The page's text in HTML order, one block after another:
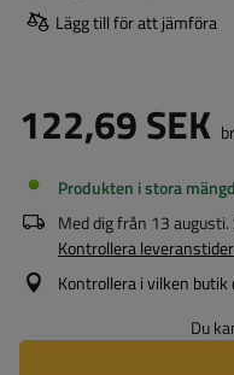
Lägg till för att jämföra
122,69 SEK
Produkten i stora
Med dig från 13 augusti
Kontrollera
Kontrollera i vilken
Du